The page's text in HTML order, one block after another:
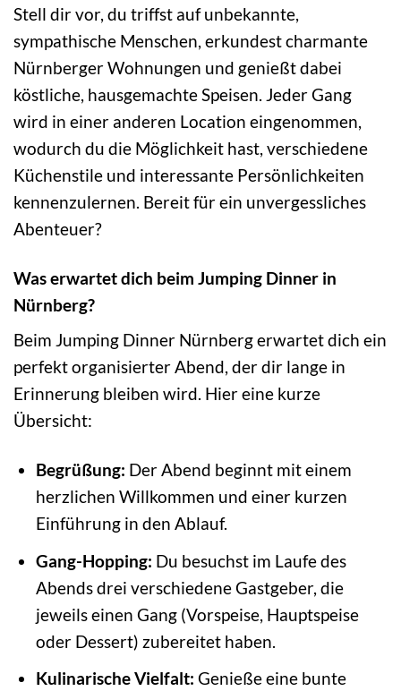
Stell dir vor, du triffst auf unbekannte,
sympathische Menschen, erkundest charmante
Nürnberger Wohnungen und genießt dabei
köstliche, hausgemachte Speisen. Jeder Gang
wird in einer anderen Location eingenommen,
wodurch du die Möglichkeit hast, verschiedene
Küchenstile und interessante Persönlichkeiten
kennenzulernen. Bereit für ein unvergessliches
Abenteuer?
Was erwartet dich beim Jumping Dinner in
Nürnberg?
Beim Jumping Dinner Nürnberg erwartet dich ein
perfekt organisierter Abend, der dir lange in
Erinnerung bleiben wird. Hier eine kurze
Übersicht:
Begrüßung: Der Abend beginnt mit einem
herzlichen Willkommen und einer kurzen
Einführung in den Ablauf.
Gang-Hopping: Du besuchst im Laufe des
Abends drei verschiedene Gastgeber, die
jeweils einen Gang (Vorspeise, Hauptspeise
oder Dessert) zubereitet haben.
Kulinarische Vielfalt: Genieße eine bunte